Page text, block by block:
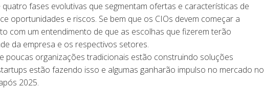
fases evolutivas que segmentam ofertas e características de
oportunidades e riscos. Se bem que os CIOs devem começar a
com um entendimento de que as escolhas que fizerem terão
da empresa e os respectivos setores.
poucas organizações tradicionais estão construindo soluções
estão fazendo isso e algumas ganharão impulso no mercado no
2025.